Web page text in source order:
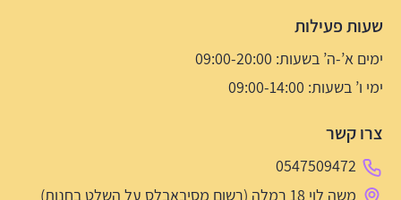
שעות פעילות
ימים א’-ה’ בשעות: 09:00-20:00
ימי ו’ בשעות: 09:00-14:00
צרו קשר
0547509472
משה לוי 18 רמלה (רשום מסיבאבלס על השלט בחנות)